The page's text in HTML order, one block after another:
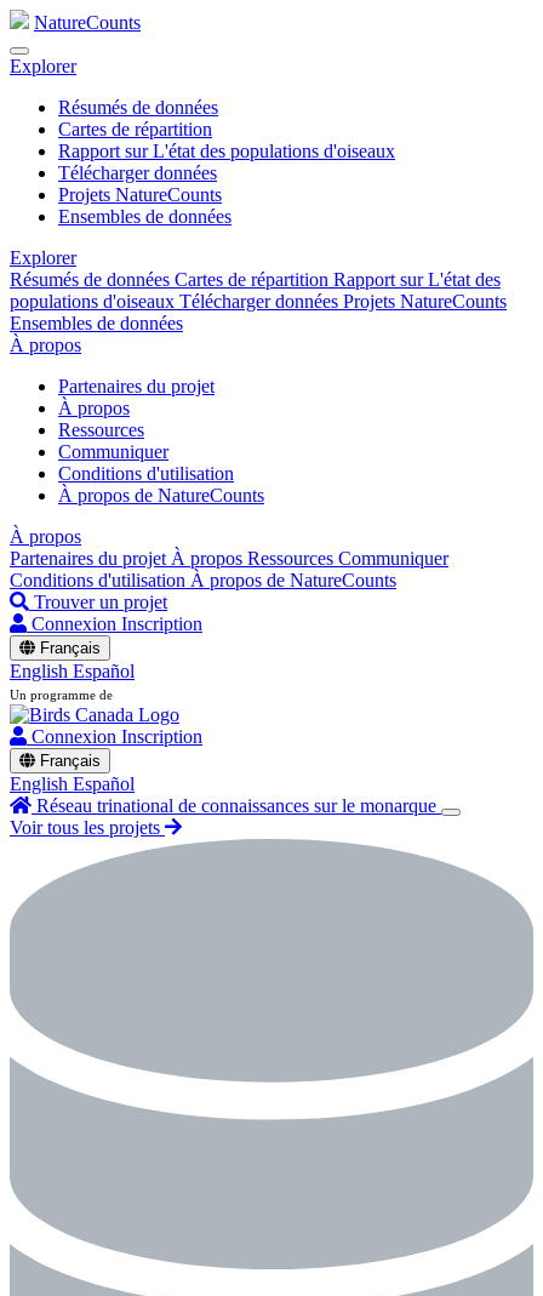
NatureCounts
Explorer
Résumés de données
Cartes de répartition
Rapport sur L'état des populations d'oiseaux
Télécharger données
Projets NatureCounts
Ensembles de données
Explorer
Résumés de données Cartes de répartition Rapport sur L'état des
populations d'oiseaux Télécharger données Projets NatureCounts
Ensembles de données
À propos
Partenaires du projet
À propos
Ressources
Communiquer
Conditions d'utilisation
À propos de NatureCounts
À propos
Partenaires du projet À propos Ressources Communiquer
Conditions d'utilisation À propos de NatureCounts
Trouver un projet
Connexion Inscription
Français
English Español
Un programme de
Connexion Inscription
Français
English Español
Réseau trinational de connaissances sur le monarque
Voir tous les projets